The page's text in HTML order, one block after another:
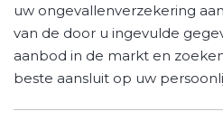
uw ongevallenverzekering
van de door u ingevulde
aanbod in de markt en
beste aansluit op uw